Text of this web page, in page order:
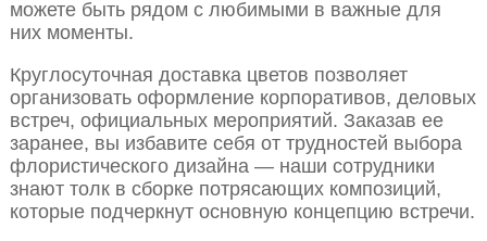
можете быть рядом с любимыми в важные для
них моменты.
Круглосуточная доставка цветов позволяет
организовать оформление корпоративов, деловых
встреч, официальных мероприятий. Заказав ее
заранее, вы избавите себя от трудностей выбора
флористического дизайна — наши сотрудники
знают толк в сборке потрясающих композиций,
которые подчеркнут основную концепцию встречи.